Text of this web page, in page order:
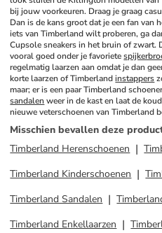
bij jouw voorkeuren. Draag je graag
Dan is de kans groot dat je een fan van
iets van Timberland wilt proberen, ga
Cupsole sneakers in het bruin of zwart.
vooral goed onder je favoriete
regelmatig laarzen aan omdat je dan
korte laarzen of Timberland instappers
sandalen weer in de kast en laat de
nieuwe veterschoenen van Timberland
Misschien bevallen deze
Timberland Herenschoenen
Timberland Kinderschoenen
Timberland Sandalen
Timberland Enkellaarzen